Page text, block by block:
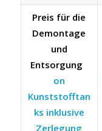
Preis für die
Demontage
und
Entsorgung
on
Kunststofftan
ks inklusive
Zerlegung